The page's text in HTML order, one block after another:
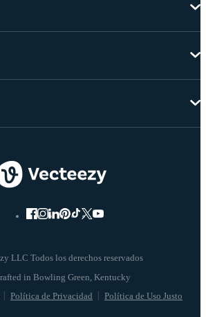
LLC Todos los derechos reservados
Política de Privacidad Política de Uso Justo